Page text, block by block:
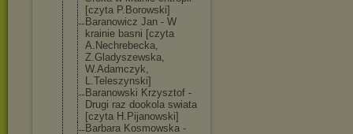
[czyta P.Borowski]
Baranowicz Jan - W
krainie basni [czyta
A.Nechrebecka,
Z.Gladyszewska,
W.Adamczyk,
L.Teleszynski]
Baranowski Krzysztof -
Drugi raz dookola swiata
[czyta H.Pijanowski]
Barbara Kosmowska -